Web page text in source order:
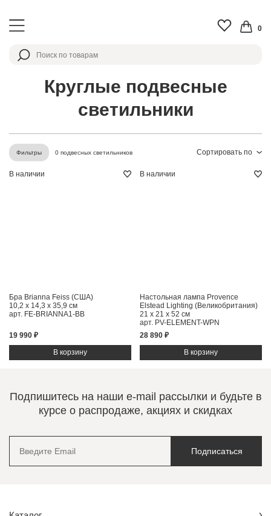
0
Круглые подвесные
светильники
Сортировать по
Фильтры 0 подвесных светильников
В наличии
Бра Brianna Feiss (США)
10,2 x 14,3 x 35,9 см
арт. FE-BRIANNA1-BB
19 990 ₽
В наличии
Настольная лампа Provence
Elstead Lighting (Великобритания)
21 x 21 x 52 см
арт. PV-ELEMENT-WPN
28 890 ₽
Подпишитесь на наши e-mail рассылки и будьте в
курсе о распродаже, акциях и скидках
Подписаться